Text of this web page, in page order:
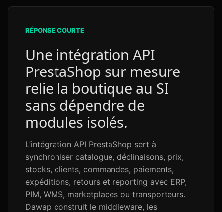
RÉPONSE COURTE
Une intégration API
PrestaShop sur mesure
relie la boutique au SI
sans dépendre de
modules isolés.
L’intégration API PrestaShop sert à
synchroniser catalogue, déclinaisons, prix,
stocks, clients, commandes, paiements,
expéditions, retours et reporting avec ERP,
PIM, WMS, marketplaces ou transporteurs.
Dawap construit le middleware, les